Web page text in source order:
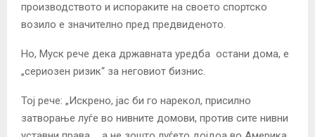
производството и испораките на своето спортско
возило е значително пред предвиденото.
Но, Муск рече дека државната уредба остани дома, е
„сериозен ризик“ за неговиот бизнис.
Тој рече: „Искрено, јас би го нарекол, присилно
затворање луѓе во нивните домови, против сите нивни